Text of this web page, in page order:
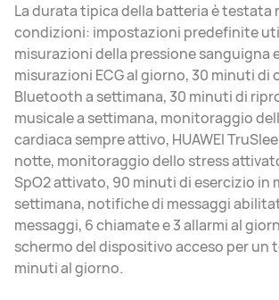
La durata tipica della batteria è testata
condizioni: impostazioni predefinite
misurazioni della pressione sanguigna
misurazioni ECG al giorno, 30 minuti di
Bluetooth a settimana, 30 minuti di
musicale a settimana, monitoraggio
cardiaca sempre attivo, HUAWEI
notte, monitoraggio dello stress
SpO2 attivato, 90 minuti di esercizio in
settimana, notifiche di messaggi
messaggi, 6 chiamate e 3 allarmi al
schermo del dispositivo acceso per un
minuti al giorno.